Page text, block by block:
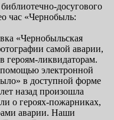
досугового
час «Чернобыль:
«Чернобыльская
самой аварии,
героям-ликвидаторам.
электронной
в доступной форме
назад произошла
о героях-пожарниках,
аварии. Наши